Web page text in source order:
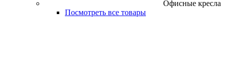
Офисные кресла
Посмотреть все товары